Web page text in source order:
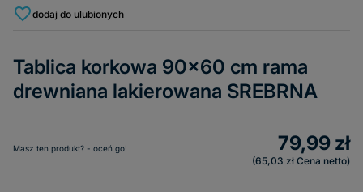
dodaj do ulubionych
Tablica korkowa 90x60 cm rama
drewniana lakierowana SREBRNA
Masz ten produkt? - oceń go! 79,99 zł
65,03 zł Cena netto